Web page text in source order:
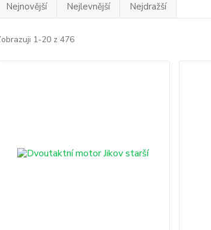
Nejnovější Nejlevnější Nejdražší
1-20 z 476